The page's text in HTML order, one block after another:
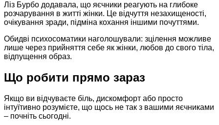
Ліз Бурбо додавала, що яєчники реагують на глибоке
розчарування в житті жінки. Це відчуття незахищеності,
очікування зради, підміна кохання іншими почуттями.
Обидві психосоматики наголошували: зцілення можливе
лише через прийняття себе як жінки, любов до свого тіла,
відпущення образ.
Що робити прямо зараз
Якщо ви відчуваєте біль, дискомфорт або просто
інтуїтивно розумієте, що щось не так з вашими яєчниками
– почніть сьогодні.